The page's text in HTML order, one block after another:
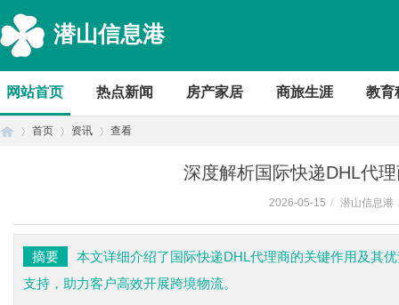
潜山信息港
网站首页 热点新闻 房产家居 商旅生涯 教育
首页 资讯 查看
深度解析国际快递DHL代
2026-05-15 / 潜山信息港
摘要
本文详细介绍了国际快递DHL代理商的关键作用及其
支持，助力客户高效开展跨境物流。